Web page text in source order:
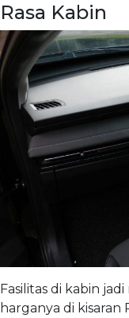
Rasa Kabin
Fasilitas di kabin
harganya di